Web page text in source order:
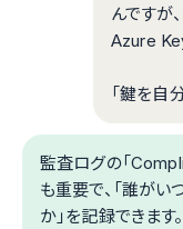
んですが
Azure
「鍵を自
監査ログの「
も重要で、「誰が
か」を記録できま